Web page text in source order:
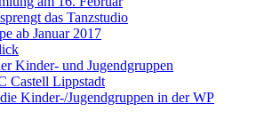
das Tanzstudio
ab Januar 2017
Kinder- und Jugendgruppen
Castell Lippstadt
Kinder-/Jugendgruppen in der WP